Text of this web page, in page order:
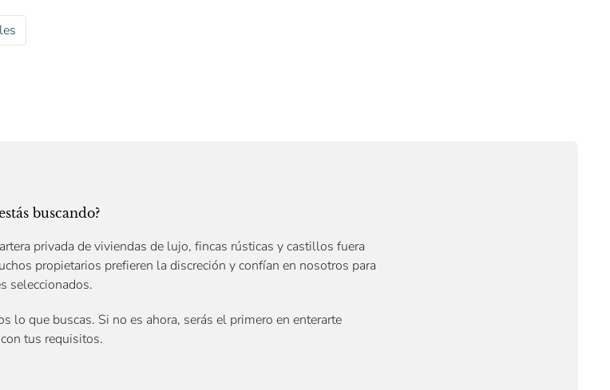
buscando?
privada de viviendas de lujo, fincas rústicas y castillos fuera
propietarios prefieren la discreción y confían en nosotros para
seleccionados.
lo que buscas. Si no es ahora, serás el primero en enterarte
tus requisitos.